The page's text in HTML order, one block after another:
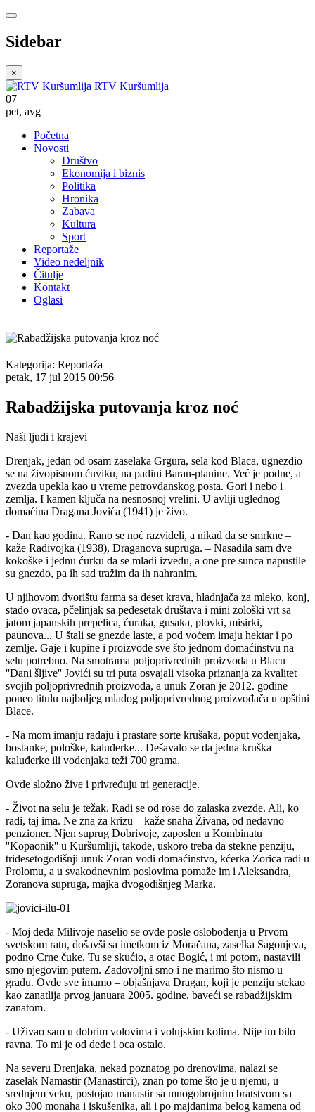
Sidebar
×
RTV Kuršumlija
07
pet, avg
Početna
Novosti
Društvo
Ekonomija i biznis
Politika
Hronika
Zabava
Kultura
Sport
Reportaže
Video nedeljnik
Čitulje
Kontakt
Oglasi
Kategorija: Reportaža
petak, 17 jul 2015 00:56
Rabadžijska putovanja kroz noć
Naši ljudi i krajevi
Drenjak, jedan od osam zaselaka Grgura, sela kod Blaca, ugnezdio
se na živopisnom ćuviku, na padini Baran-planine. Već je podne, a
zvezda upekla kao u vreme petrovdanskog posta. Gori i nebo i
zemlja. I kamen ključa na nesnosnoj vrelini. U avliji uglednog
domaćina Dragana Jovića (1941) je živo.
- Dan kao godina. Rano se noć razvideli, a nikad da se smrkne –
kaže Radivojka (1938), Draganova supruga. – Nasadila sam dve
kokoške i jednu ćurku da se mladi izvedu, a one pre sunca napustile
su gnezdo, pa ih sad tražim da ih nahranim.
U njihovom dvorištu farma sa deset krava, hladnjača za mleko, konj,
stado ovaca, pčelinjak sa pedesetak društava i mini zološki vrt sa
jatom japanskih prepelica, ćuraka, gusaka, plovki, misirki,
paunova... U štali se gnezde laste, a pod voćem imaju hektar i po
zemlje. Gaje i kupine i proizvode sve što jednom domaćinstvu na
selu potrebno. Na smotrama poljoprivrednih proizvoda u Blacu
''Dani šljive'' Jovići su tri puta osvajali visoka priznanja za kvalitet
svojih poljoprivrednih proizvoda, a unuk Zoran je 2012. godine
poneo titulu najboljeg mladog poljoprivrednog proizvođača u opštini
Blace.
- Na mom imanju rađaju i prastare sorte krušaka, poput vodenjaka,
bostanke, pološke, kaluđerke... Dešavalo se da jedna kruška
kaluđerke ili vodenjaka teži 700 grama.
Ovde složno žive i privređuju tri generacije.
- Život na selu je težak. Radi se od rose do zalaska zvezde. Ali, ko
radi, taj ima. Ne zna za krizu – kaže snaha Živana, od nedavno
penzioner. Njen suprug Dobrivoje, zaposlen u Kombinatu
''Kopaonik'' u Kuršumliji, takođe, uskoro treba da stekne penziju,
tridesetogodišnji unuk Zoran vodi domaćinstvo, kćerka Zorica radi u
Prolomu, a u svakodnevnim poslovima pomaže im i Aleksandra,
Zoranova supruga, majka dvogodišnjeg Marka.
- Moj deda Milivoje naselio se ovde posle oslobođenja u Prvom
svetskom ratu, došavši sa imetkom iz Moračana, zaselka Sagonjeva,
podno Crne čuke. Tu se skućio, a otac Bogić, i mi potom, nastavili
smo njegovim putem. Zadovoljni smo i ne marimo što nismo u
gradu. Ovde sve imamo – objašnjava Dragan, koji je penziju stekao
kao zanatlija prvog januara 2005. godine, baveći se rabadžijskim
zanatom.
- Uživao sam u dobrim volovima i volujskim kolima. Nije im bilo
ravna. To mi je od dede i oca ostalo.
Na severu Drenjaka, nekad poznatog po drenovima, nalazi se
zaselak Namastir (Manastirci), znan po tome što je u njemu, u
srednjem veku, postojao manastir sa mnogobrojnim bratstvom sa
oko 300 monaha i iskušenika, ali i po majdanima belog kamena od